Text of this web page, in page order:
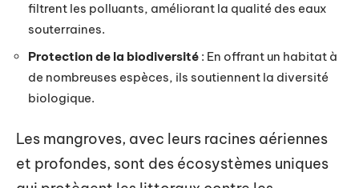
filtrent les polluants, améliorant la qualité des eaux
souterraines.
Protection de la biodiversité : En offrant un habitat à
de nombreuses espèces, ils soutiennent la diversité
biologique.
Les mangroves, avec leurs racines aériennes
et profondes, sont des écosystèmes uniques